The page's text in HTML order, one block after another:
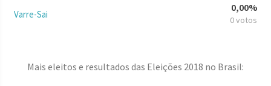
Varre-Sai
0,00%
0 votos
Mais eleitos e resultados das Eleições 2018 no Brasil: